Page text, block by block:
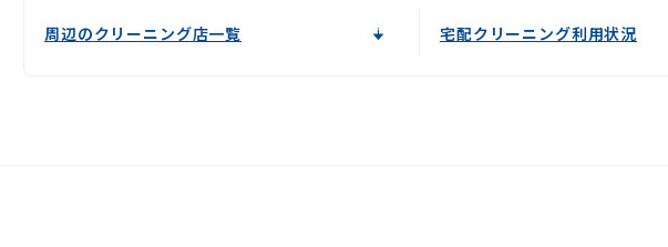
周辺のクリーニング店一覧 宅配クリーニング利用状況